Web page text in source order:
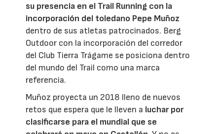
su presencia en el Trail Running con la
incorporación del toledano Pepe Muñoz
dentro de sus atletas patrocinados. Berg
Outdoor con la incorporación del corredor
del Club Tierra Trágame se posiciona dentro
del mundo del Trail como una marca
referencia.
Muñoz proyecta un 2018 lleno de nuevos
retos que espera que le lleven a luchar por
clasificarse para el mundial que se